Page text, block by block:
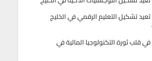
تعيد تشكيل التعليم الرقمي في الخليج
في قلب ثورة التكنولوجيا المالية في